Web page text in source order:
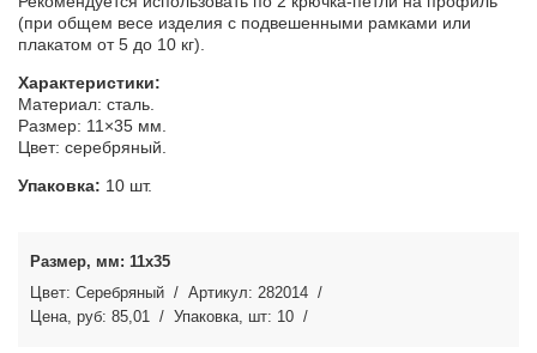
(при общем весе изделия с подвешенными рамками или
плакатом от 5 до 10 кг).
Характеристики:
Материал: сталь.
Размер: 11×35 мм.
Цвет: серебряный.
Упаковка: 10 шт.
11x35
Серебряный
282014
85,01
10